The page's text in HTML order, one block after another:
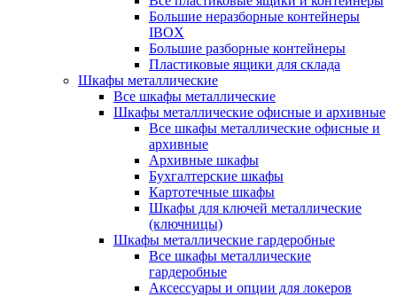
Большие неразборные контейнеры
IBOX
Большие разборные контейнеры
Пластиковые ящики для склада
Шкафы металлические
Все шкафы металлические
Шкафы металлические офисные и архивные
Все шкафы металлические офисные и
архивные
Архивные шкафы
Бухгалтерские шкафы
Картотечные шкафы
Шкафы для ключей металлические
(ключницы)
Шкафы металлические гардеробные
Все шкафы металлические
гардеробные
Аксессуары и опции для локеров